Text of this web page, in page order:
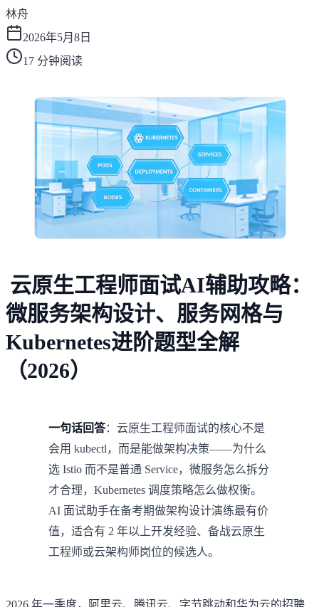
林舟
2026年5月8日
17 分钟阅读
云原生工程师面试AI辅助攻略：
微服务架构设计、服务网格与
Kubernetes进阶题型全解
（2026）
一句话回答：云原生工程师面试的核心不是
会用 kubectl，而是能做架构决策——为什么
选 Istio 而不是普通 Service，微服务怎么拆分
才合理，Kubernetes 调度策略怎么做权衡。
AI 面试助手在备考期做架构设计演练最有价
值，适合有 2 年以上开发经验、备战云原生
工程师或云架构师岗位的候选人。
2026 年一季度，阿里云、腾讯云、字节跳动和华为云的招聘